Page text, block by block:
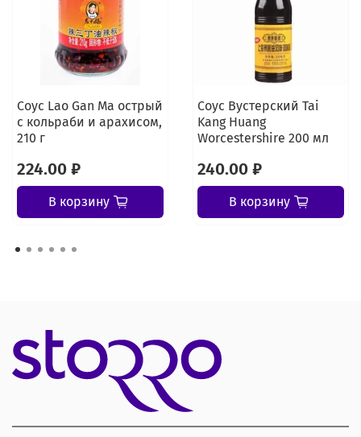
Соус Lao Gan Ma острый
с кольраби и арахисом,
210 г
224.00 ₽
В корзину
Соус Вустерский Tai
Kang Huang
Worcestershire 200 мл
240.00 ₽
В корзину